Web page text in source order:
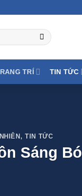
TRÍ TIN TỨC
,TIN TỨC
Sáng